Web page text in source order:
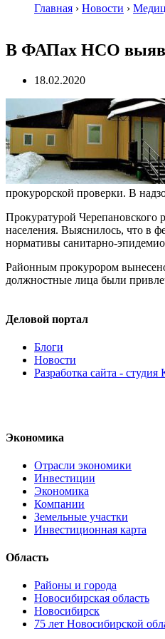
Главная › Новости ›
В ФАПах НСО
18.02.2020
прокурорской проверки. В
Прокуратурой Черепановского
населения. Выяснилось, что в
нормативы санитарно-
Районным прокурором
должностные лица были
Деловой портал
Блоги
Новости
Разработка сайта - студия
Экономика
Отрасли экономики
Инвестиции
Экономика
Компании
Земельные участки
Инвестиционная карта
Область
Районы и города
Новосибирская область
Новосибирск
75 лет Новосибирской